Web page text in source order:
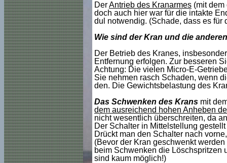
DerAntrieb des Kranarmes (mit
doch auch hier war für die intakte
dul notwendig. (Schade, dass es
Wie sind der Kran und die
Der Betrieb des Kranes,
Entfernung erfolgen. Zur besseren
Achtung: Die vielen Micro-E-
Sie nehmen rasch Schaden, wenn
den. Die Gewichtsbelastung des
Das Schwenken des Krans mit
dem ausreichend hohen Anheben
nicht wesentlich überschreiten, da
Der Schalter in Mittelstellung
Drückt man den Schalter nach
(Bevor der Kran geschwenkt
beim Schwenken die Löschspritzen
sind kaum möglich!)